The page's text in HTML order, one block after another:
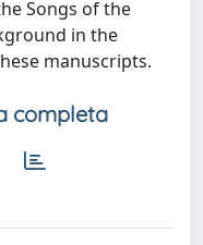
Songs of the
in the
manuscripts.
completa